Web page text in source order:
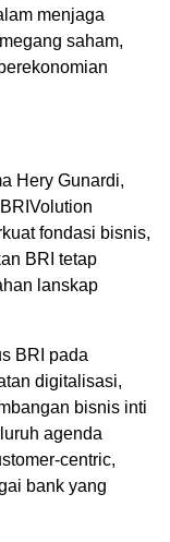
menjaga
saham,
Hery Gunardi,
fondasi bisnis,
BRI tetap
lanskap
BRI pada
digitalisasi,
bisnis inti
agenda
centric,
bank yang